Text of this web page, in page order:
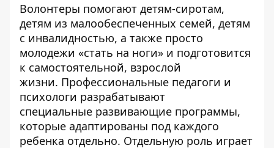
Волонтеры помогают детям-сиротам,
детям из малообеспеченных семей, детям
с инвалидностью, а также просто
молодежи «стать на ноги» и подготовится
к самостоятельной, взрослой
жизни. Профессиональные педагоги и
психологи разрабатывают
специальные развивающие программы,
которые адаптированы под каждого
ребенка отдельно. Отдельную роль играет